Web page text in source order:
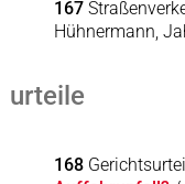
167
Hühnermann,
urteile
168